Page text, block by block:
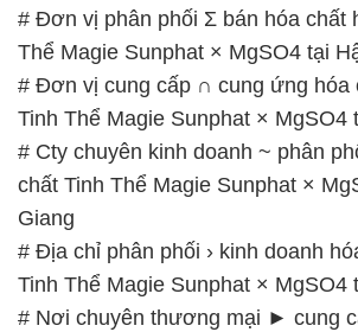
# Đơn vị phân phối Σ bán hóa chất
Thể Magie Sunphat × MgSO4 tại
# Đơn vị cung cấp ∩ cung ứng hóa
Tinh Thể Magie Sunphat × MgSO4
# Cty chuyên kinh doanh ~ phân
chất Tinh Thể Magie Sunphat ×
Giang
# Địa chỉ phân phối › kinh doanh
Tinh Thể Magie Sunphat × MgSO4
# Nơi chuyên thương mại ► cung